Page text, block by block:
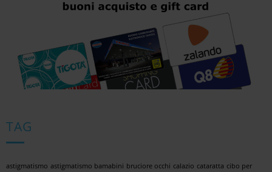
TAG
astigmatismo astigmatismo bamabini bruciore occhi calazio cataratta cibo per